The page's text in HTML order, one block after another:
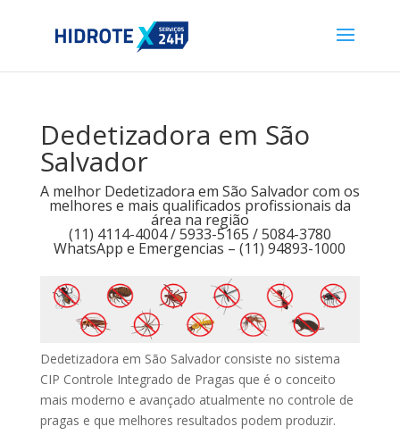
Dedetizadora em São
Salvador
A melhor Dedetizadora em São Salvador com os
melhores e mais qualificados profissionais da
área na região
(11) 4114-4004 / 5933-5165 / 5084-3780
WhatsApp e Emergencias – (11) 94893-1000
Dedetizadora em São Salvador consiste no sistema
CIP Controle Integrado de Pragas que é o conceito
mais moderno e avançado atualmente no controle de
pragas e que melhores resultados podem produzir.